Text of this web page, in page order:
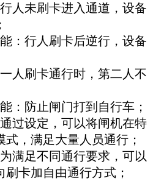
人未刷卡进入通道，设备
：行人刷卡后逆行，设备
人刷卡通行时，第二人不
：防止闸门打到自行车；
过设定，可以将闸机在特
，满足大量人员通行；
满足不同通行要求，可以
卡加自由通行方式；